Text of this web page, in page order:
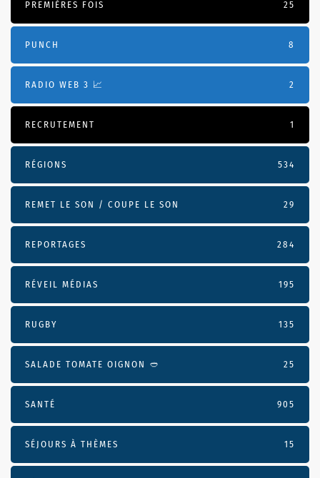
PREMIÈRES FOIS 25
PUNCH 8
RADIO WEB 3 📈 2
RECRUTEMENT 1
RÉGIONS 534
REMET LE SON / COUPE LE SON 29
REPORTAGES 284
RÉVEIL MÉDIAS 195
RUGBY 135
SALADE TOMATE OIGNON 🥙 25
SANTÉ 905
SÉJOURS À THÈMES 15